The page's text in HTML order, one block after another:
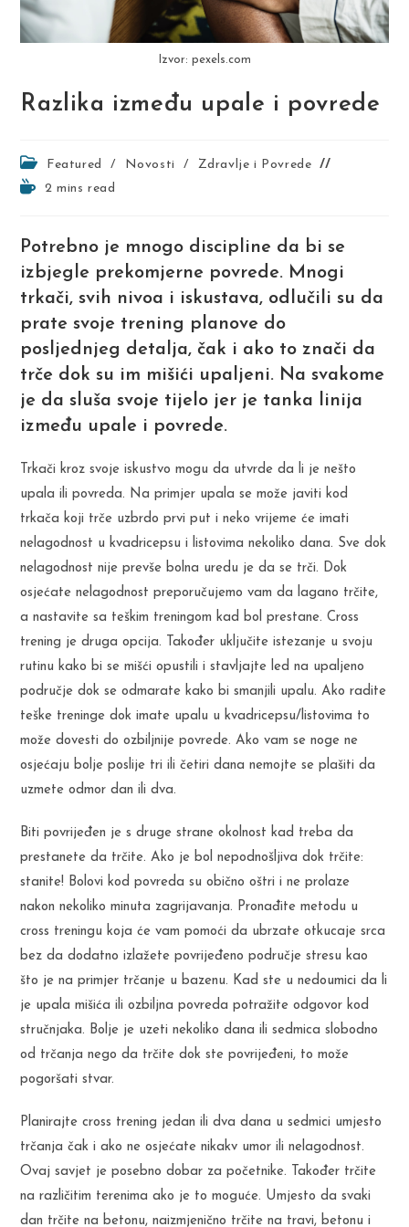
Izvor: pexels.com
Razlika između upale i povrede
Post
category:
Featured / Novosti /
Zdravlje i Povrede
Reading2 mins read
Potrebno je mnogo discipline da bi se
izbjegle prekomjerne povrede. Mnogi
trkači, svih nivoa i iskustava, odlučili su da
prate svoje trening planove do
posljednjeg detalja, čak i ako to znači da
trče dok su im mišići upaljeni. Na svakome
je da sluša svoje tijelo jer je tanka linija
između upale i povrede.
Trkači kroz svoje iskustvo mogu da utvrde da li je nešto
upala ili povreda. Na primjer upala se može javiti kod
trkača koji trče uzbrdo prvi put i neko vrijeme će imati
nelagodnost u kvadricepsu i listovima nekoliko dana. Sve dok
nelagodnost nije prevše bolna uredu je da se trči. Dok
osjećate nelagodnost preporučujemo vam da lagano trčite,
a nastavite sa teškim treningom kad bol prestane. Cross
trening je druga opcija. Također uključite istezanje u svoju
rutinu kako bi se mišći opustili i stavljajte led na upaljeno
područje dok se odmarate kako bi smanjili upalu. Ako radite
teške treninge dok imate upalu u kvadricepsu/listovima to
može dovesti do ozbiljnije povrede. Ako vam se noge ne
osjećaju bolje poslije tri ili četiri dana nemojte se plašiti da
uzmete odmor dan ili dva.
Biti povrijeđen je s druge strane okolnost kad treba da
prestanete da trčite. Ako je bol nepodnošljiva dok trčite:
stanite! Bolovi kod povreda su obično oštri i ne prolaze
nakon nekoliko minuta zagrijavanja. Pronađite metodu u
cross treningu koja će vam pomoći da ubrzate otkucaje srca
bez da dodatno izlažete povrijeđeno područje stresu kao
što je na primjer trčanje u bazenu. Kad ste u nedoumici da li
je upala mišića ili ozbiljna povreda potražite odgovor kod
stručnjaka. Bolje je uzeti nekoliko dana ili sedmica slobodno
od trčanja nego da trčite dok ste povrijeđeni, to može
pogoršati stvar.
Planirajte cross trening jedan ili dva dana u sedmici umjesto
trčanja čak i ako ne osjećate nikakv umor ili nelagodnost.
Ovaj savjet je posebno dobar za početnike. Također trčite
na različitim terenima ako je to moguće. Umjesto da svaki
dan trčite na betonu, naizmjenično trčite na travi, betonu i